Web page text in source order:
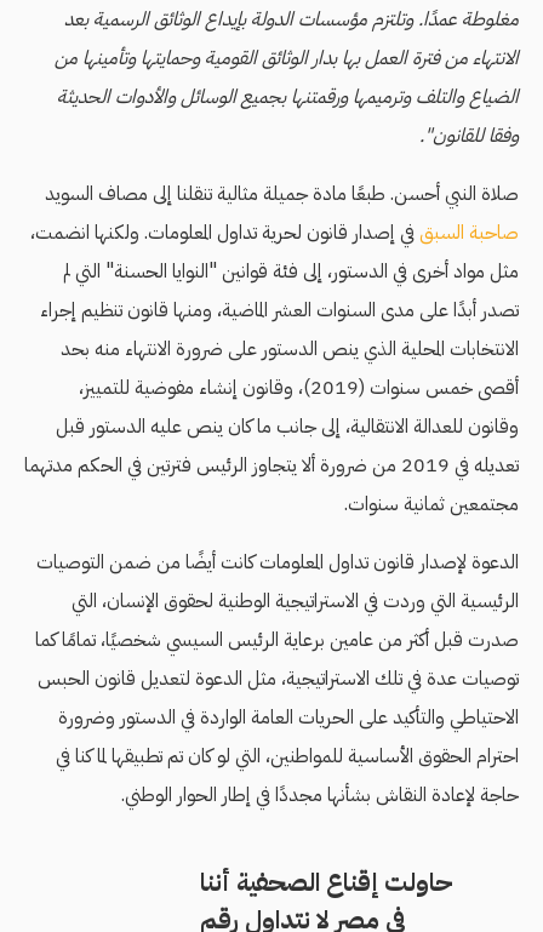
مغلوطة عمدًا. وتلتزم مؤسسات الدولة بإيداع الوثائق الرسمية بعد
الانتهاء من فترة العمل بها بدار الوثائق القومية وحمايتها وتأمينها من
الضياع والتلف وترميمها ورقمتنها بجميع الوسائل والأدوات الحديثة
وفقا للقانون".
صلاة النبي أحسن. طبعًا مادة جميلة مثالية تنقلنا إلى مصاف السويد
صاحبة السبقفي إصدار قانون لحرية تداول المعلومات. ولكنها انضمت،
مثل مواد أخرى في الدستور، إلى فئة قوانين "النوايا الحسنة" التي لم
تصدر أبدًا على مدى السنوات العشر الماضية، ومنها قانون تنظيم إجراء
الانتخابات المحلية الذي ينص الدستور على ضرورة الانتهاء منه بحد
أقصى خمس سنوات (2019)، وقانون إنشاء مفوضية للتمييز،
وقانون للعدالة الانتقالية، إلى جانب ما كان ينص عليه الدستور قبل
تعديله في 2019 من ضرورة ألا يتجاوز الرئيس فترتين في الحكم مدتهما
مجتمعين ثمانية سنوات.
الدعوة لإصدار قانون تداول المعلومات كانت أيضًا من ضمن التوصيات
الرئيسية التي وردت في الاستراتيجية الوطنية لحقوق الإنسان، التي
صدرت قبل أكثر من عامين برعاية الرئيس السيسي شخصيًا، تمامًا كما
توصيات عدة في تلك الاستراتيجية، مثل الدعوة لتعديل قانون الحبس
الاحتياطي والتأكيد على الحريات العامة الواردة في الدستور وضرورة
احترام الحقوق الأساسية للمواطنين، التي لو كان تم تطبيقها لما كنا في
حاجة لإعادة النقاش بشأنها مجددًا في إطار الحوار الوطني.
حاولت إقناع الصحفية أننا
في مصر لا نتداول رقم